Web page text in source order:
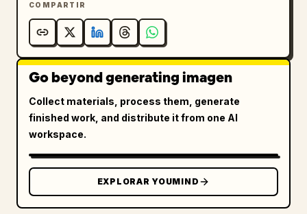
COMPARTIR
Go beyond generating imagen
Collect materials, process them, generate
finished work, and distribute it from one AI
workspace.
EXPLORAR YOUMIND